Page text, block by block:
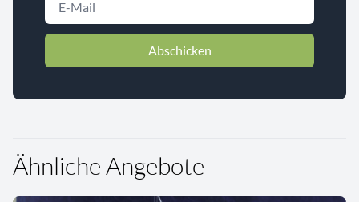
Abschicken
Ähnliche Angebote